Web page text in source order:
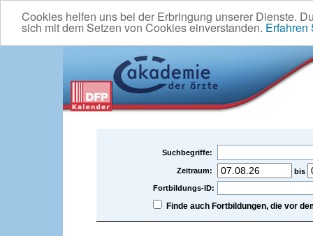
Cookies helfen uns bei der Erbringung unserer Dienste.
sich mit dem Setzen von Cookies einverstanden. Erfahren
Suchbegriffe:
Zeitraum:
bis
Fortbildungs-ID:
Finde auch Fortbildungen, die vor